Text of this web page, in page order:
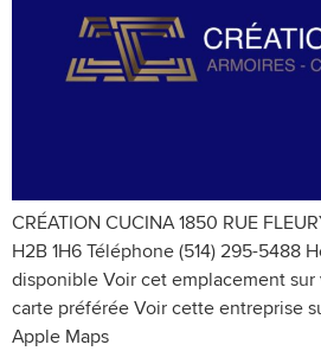
CRÉATION CUCINA 1850 RUE
H2B 1H6 Téléphone (514) 295-5488
disponible Voir cet emplacement
carte préférée Voir cette entreprise
Apple Maps